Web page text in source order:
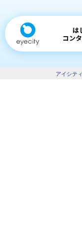
は
コン
アイシテ